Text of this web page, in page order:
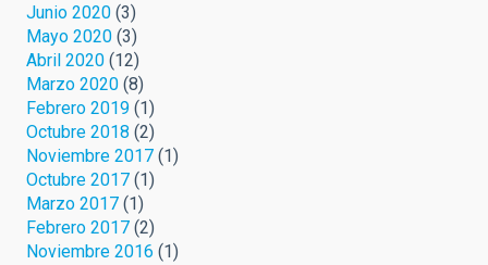
Junio 2020 (3)
Mayo 2020 (3)
Abril 2020 (12)
Marzo 2020 (8)
Febrero 2019 (1)
Octubre 2018 (2)
Noviembre 2017 (1)
Octubre 2017 (1)
Marzo 2017 (1)
Febrero 2017 (2)
Noviembre 2016 (1)